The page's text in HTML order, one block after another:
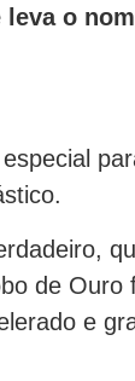
o
de Ouro
e